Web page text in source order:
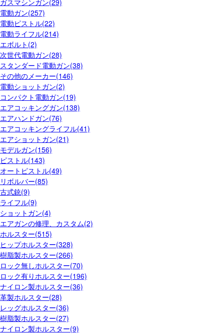
電動ガン(257)
電動ピストル(22)
電動ライフル(214)
エボルト(2)
次世代電動ガン(28)
スタンダード電動ガン(38)
その他のメーカー(146)
電動ショットガン(2)
コンパクト電動ガン(19)
エアコッキングガン(138)
エアハンドガン(76)
エアコッキングライフル(41)
エアショットガン(21)
モデルガン(156)
ピストル(143)
オートピストル(49)
リボルバー(85)
古式銃(9)
ライフル(9)
ショットガン(4)
エアガンの修理、カスタム(2)
ホルスター(515)
ヒップホルスター(328)
樹脂製ホルスター(266)
ロック無しホルスター(70)
ロック有りホルスター(196)
ナイロン製ホルスター(36)
革製ホルスター(28)
レッグホルスター(36)
樹脂製ホルスター(27)
ナイロン製ホルスター(9)